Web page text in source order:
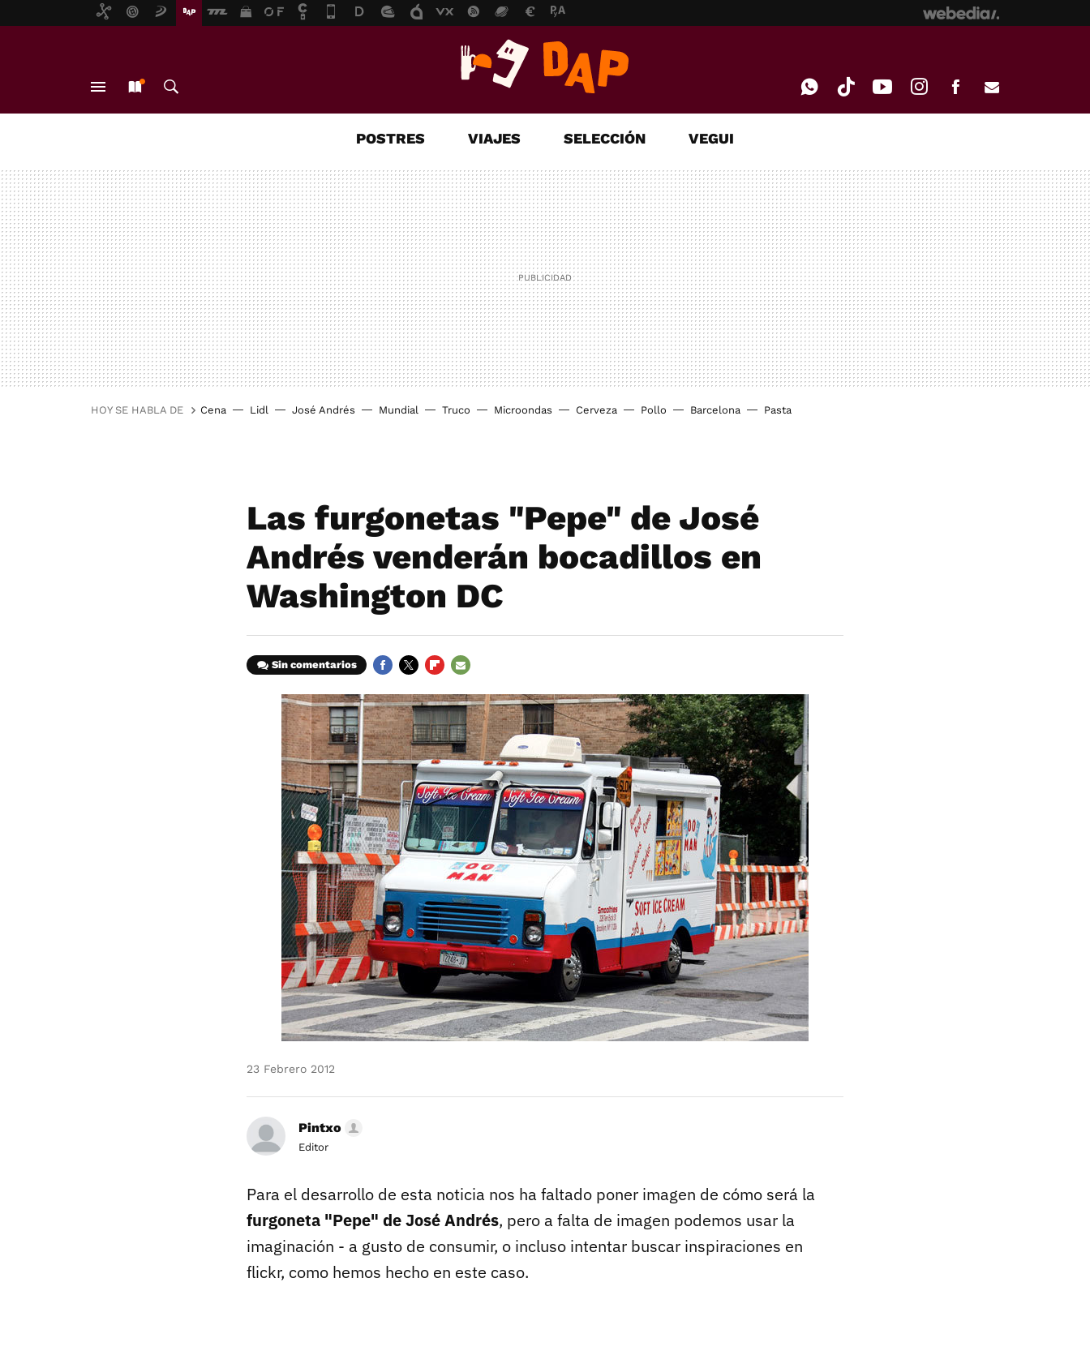
MAIL
POSTRES VIAJES SELECCIÓN VEGUI
HOY SE HABLA DE Cena Lidl José Andrés Mundial Truco Microondas Cerveza Pollo Barcelona Pasta
Las furgonetas "Pepe" de José
Andrés venderán bocadillos en
Washington DC
Sin comentarios
MAIL
23 Febrero 2012
Pintxo
Editor
Para el desarrollo de esta noticia nos ha faltado poner imagen de cómo será la
furgoneta "Pepe" de José Andrés, pero a falta de imagen podemos usar la
imaginación - a gusto de consumir, o incluso intentar buscar inspiraciones en
flickr, como hemos hecho en este caso.